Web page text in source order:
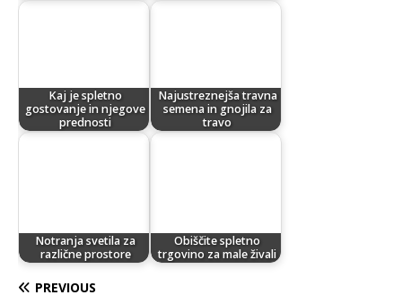
Kaj je spletno
gostovanje in njegove
prednosti
Najustreznejša travna
semena in gnojila za
travo
Notranja svetila za
različne prostore
Obiščite spletno
trgovino za male živali
PREVIOUS